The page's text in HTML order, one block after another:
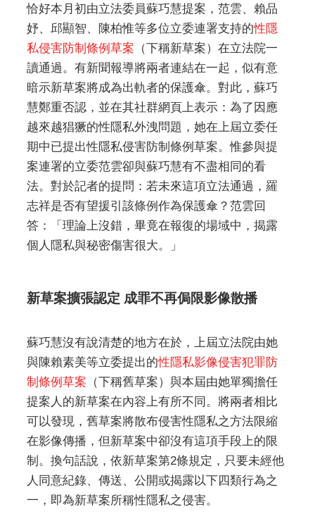
恰好本月初由立法委員蘇巧慧提案，范雲、賴品
妤、邱顯智、陳柏惟等多位立委連署支持的性隱
私侵害防制條例草案 （下稱新草案）在立法院一
讀通過。有新聞報導將兩者連結在一起，似有意
暗示新草案將成為出軌者的保護傘。對此，蘇巧
慧鄭重否認，並在其社群網頁上表示：為了因應
越來越猖獗的性隱私外洩問題，她在上屆立委任
期中已提出性隱私侵害防制條例草案。惟參與提
案連署的立委范雲卻與蘇巧慧有不盡相同的看
法。對於記者的提問：若未來這項立法通過，羅
志祥是否有望援引該條例作為保護傘？范雲回
答：「理論上沒錯，畢竟在報復的場域中，揭露
個人隱私與秘密傷害很大。」
新草案擴張認定 成罪不再侷限影像散播
蘇巧慧沒有說清楚的地方在於，上屆立法院由她
與陳賴素美等立委提出的性隱私影像侵害犯罪防
制條例草案 （下稱舊草案）與本屆由她單獨擔任
提案人的新草案在內容上有所不同。將兩者相比
可以發現，舊草案將散布侵害性隱私之方法限縮
在影像傳播，但新草案中卻沒有這項手段上的限
制。換句話說，依新草案第2條規定，只要未經他
人同意紀錄、傳送、公開或揭露以下四類行為之
一，即為新草案所稱性隱私之侵害。